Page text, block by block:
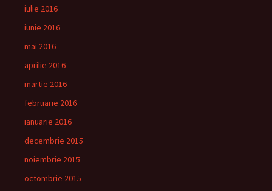
iulie 2016
iunie 2016
mai 2016
aprilie 2016
martie 2016
februarie 2016
ianuarie 2016
decembrie 2015
noiembrie 2015
octombrie 2015